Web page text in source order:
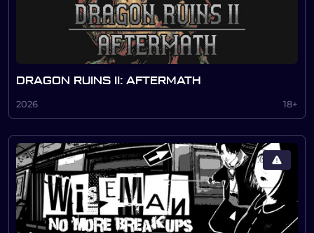
DRAGON RUINS II: AFTERMATH
2026 18+